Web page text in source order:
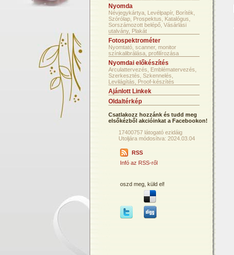
Nyomda
Névjegykártya, Levélpapír, Boríték,
Szórólap, Prospektus, Katalógus,
Sorszámozott belépő, Vásárlási
utalvány, Plakát
Fotospektrométer
Nyomtató, scanner, monitor
színkalibrálása, profilírozása
Nyomdai előkészítés
Arculattervezés, Emblématervezés,
Szerkesztés, Szkennelés,
Levilágítás, Proof-készítés
Ajánlott Linkek
Oldaltérkép
Csatlakozz hozzánk és tudd meg
elsőkézből akcióinkat a Facebookon!
17400757 látogató ezidáig
Utoljára módosítva: 2024.03.04
RSS
Infó az RSS-ről
oszd meg, küld el!